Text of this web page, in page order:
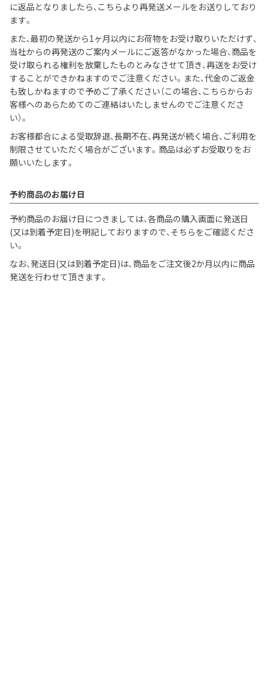
に返品となりましたら、こちらより再発送メールをお送りしており
ます。
また、最初の発送から1ヶ月以内にお荷物をお受け取りいただけず、
当社からの再発送のご案内メールにご返答がなかった場合、商品を
受け取られる権利を放棄したものとみなさせて頂き、再送をお受け
することができかねますのでご注意ください。また、代金のご返金
も致しかねますので予めご了承ください（この場合、こちらからお
客様へのあらためてのご連絡はいたしませんのでご注意くださ
い）。
お客様都合による受取辞退、長期不在、再発送が続く場合、ご利用を
制限させていただく場合がございます。商品は必ずお受取りをお
願いいたします。
予約商品のお届け日
予約商品のお届け日につきましては、各商品の購入画面に発送日
(又は到着予定日)を明記しておりますので、そちらをご確認くださ
い。
なお、発送日(又は到着予定日)は、商品をご注文後2か月以内に商品
発送を行わせて頂きます。